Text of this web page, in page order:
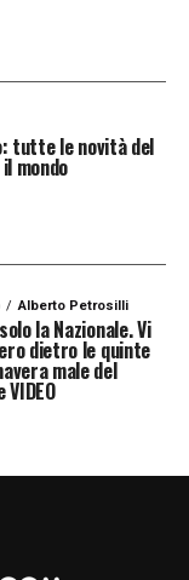
tutte le novità del
mondo
Alberto Petrosilli
la Nazionale. Vi
dietro le quinte
male del